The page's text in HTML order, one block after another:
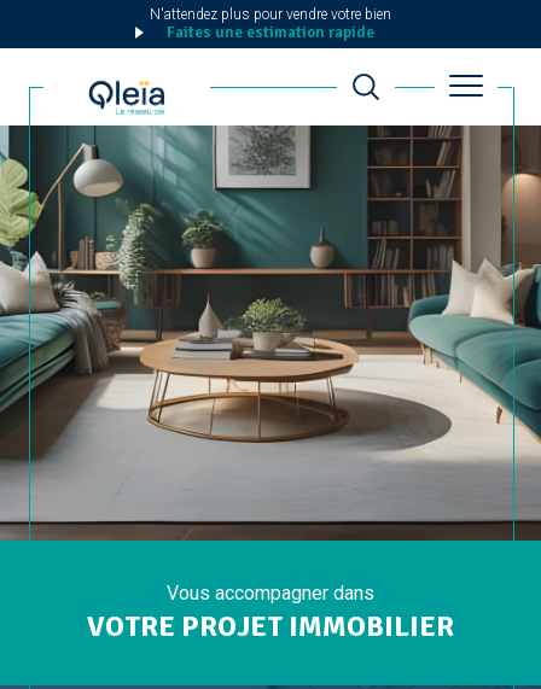
N'attendez plus pour vendre votre bien
Faites une estimation rapide
Vous accompagner dans
VOTRE PROJET IMMOBILIER